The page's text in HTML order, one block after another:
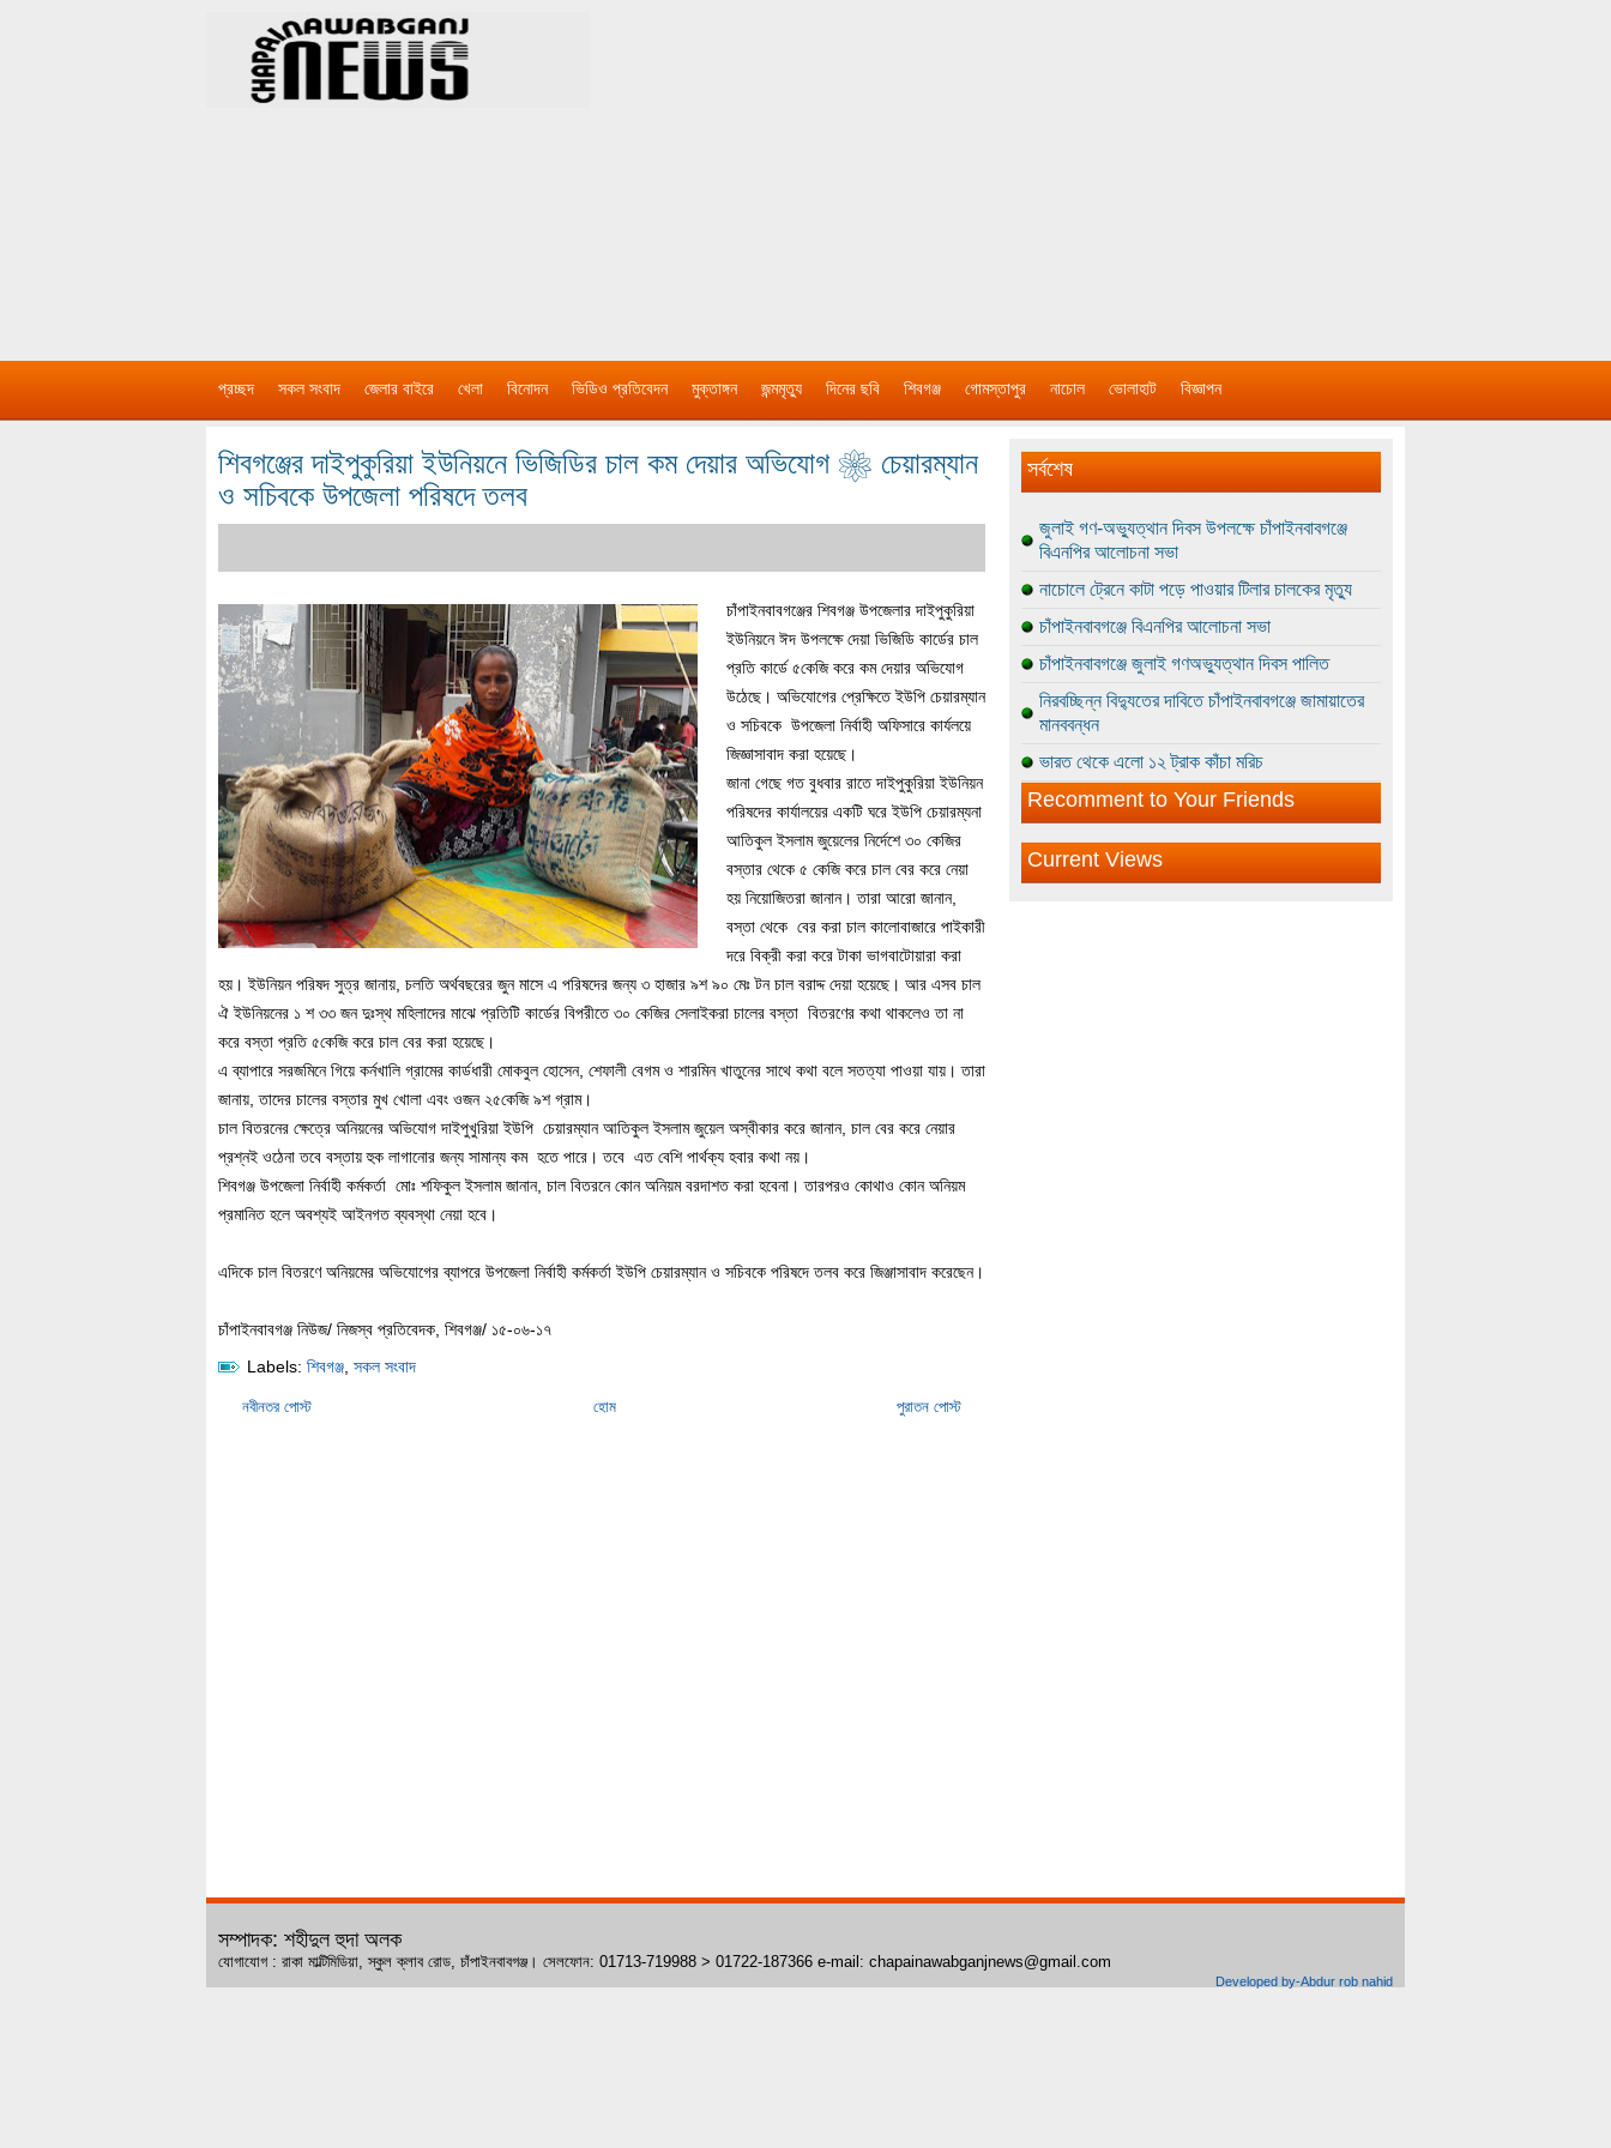
প্রচ্ছদ সকল সংবাদ জেলার বাইরে খেলা বিনোদন ভিডিও প্রতিবেদন মুক্তাঙ্গন জন্মমৃত্যু দিনের ছবি শিবগঞ্জ গোমস্তাপুর নাচোল ভোলাহাট বিজ্ঞাপন
শিবগঞ্জের দাইপুকুরিয়া ইউনিয়নে ভিজিডির চাল কম দেয়ার অভিযোগ ❀ চেয়ারম্যান
ও সচিবকে উপজেলা পরিষদে তলব
চাঁপাইনবাবগঞ্জের শিবগঞ্জ উপজেলার দাইপুকুরিয়া
ইউনিয়নে ঈদ উপলক্ষে দেয়া ভিজিডি কার্ডের চাল
প্রতি কার্ডে ৫কেজি করে কম দেয়ার অভিযোগ
উঠেছে। অভিযোগের প্রেক্ষিতে ইউপি চেয়ারম্যান
ও সচিবকে উপজেলা নির্বাহী অফিসারে কার্যলয়ে
জিজ্ঞাসাবাদ করা হয়েছে।
জানা গেছে গত বুধবার রাতে দাইপুকুরিয়া ইউনিয়ন
পরিষদের কার্যালয়ের একটি ঘরে ইউপি চেয়ারম্যনা
আতিকুল ইসলাম জুয়েলের নির্দেশে ৩০ কেজির
বস্তার থেকে ৫ কেজি করে চাল বের করে নেয়া
হয় নিয়োজিতরা জানান। তারা আরো জানান,
বস্তা থেকে বের করা চাল কালোবাজারে পাইকারী
দরে বিক্রী করা করে টাকা ভাগবাটোয়ারা করা
হয়। ইউনিয়ন পরিষদ সুত্র জানায়, চলতি অর্থবছরের জুন মাসে এ পরিষদের জন্য ৩ হাজার ৯শ ৯০ মেঃ টন চাল বরাদ্দ দেয়া হয়েছে। আর এসব চাল
ঐ ইউনিয়নের ১ শ ৩৩ জন দুঃস্থ মহিলাদের মাঝে প্রতিটি কার্ডের বিপরীতে ৩০ কেজির সেলাইকরা চালের বস্তা বিতরণের কথা থাকলেও তা না
করে বস্তা প্রতি ৫কেজি করে চাল বের করা হয়েছে।
এ ব্যাপারে সরজমিনে গিয়ে কর্নখালি গ্রামের কার্ডধারী মোকবুল হোসেন, শেফালী বেগম ও শারমিন খাতুনের সাথে কথা বলে সতত্যা পাওয়া যায়। তারা
জানায়, তাদের চালের বস্তার মুখ খোলা এবং ওজন ২৫কেজি ৯শ গ্রাম।
চাল বিতরনের ক্ষেত্রে অনিয়নের অভিযোগ দাইপুখুরিয়া ইউপি চেয়ারম্যান আতিকুল ইসলাম জুয়েল অস্বীকার করে জানান, চাল বের করে নেয়ার
প্রশ্নই ওঠেনা তবে বস্তায় হুক লাগানোর জন্য সামান্য কম হতে পারে। তবে এত বেশি পার্থক্য হবার কথা নয়।
শিবগঞ্জ উপজেলা নির্বাহী কর্মকর্তা মোঃ শফিকুল ইসলাম জানান, চাল বিতরনে কোন অনিয়ম বরদাশত করা হবেনা। তারপরও কোথাও কোন অনিয়ম
প্রমানিত হলে অবশ্যই আইনগত ব্যবস্থা নেয়া হবে।
এদিকে চাল বিতরণে অনিয়মের অভিযোগের ব্যাপরে উপজেলা নির্বাহী কর্মকর্তা ইউপি চেয়ারম্যান ও সচিবকে পরিষদে তলব করে জিঞ্জাসাবাদ করেছেন।
চাঁপাইনবাবগঞ্জ নিউজ/ নিজস্ব প্রতিবেদক, শিবগঞ্জ/ ১৫-০৬-১৭
Labels: শিবগঞ্জ সকল সংবাদ
নবীনতর পোস্ট পুরাতন পোস্ট
হোম
সর্বশেষ
জুলাই গণ-অভ্যুত্থান দিবস উপলক্ষে চাঁপাইনবাবগঞ্জে
বিএনপির আলোচনা সভা
নাচোলে ট্রেনে কাটা পড়ে পাওয়ার টিলার চালকের মৃত্যু
চাঁপাইনবাবগঞ্জে বিএনপির আলোচনা সভা
চাঁপাইনবাবগঞ্জে জুলাই গণঅভ্যুত্থান দিবস পালিত
নিরবচ্ছিন্ন বিদ্যুতের দাবিতে চাঁপাইনবাবগঞ্জে জামায়াতের
মানববন্ধন
ভারত থেকে এলো ১২ ট্রাক কাঁচা মরিচ
Recomment to Your Friends
Current Views
সম্পাদক: শহীদুল হুদা অলক
যোগাযোগ : রাকা মাল্টিমিডিয়া, স্কুল ক্লাব রোড, চাঁপাইনবাবগঞ্জ। সেলফোন: 01713-719988 > 01722-187366 e-mail: chapainawabganjnews@gmail.com
Developed by-Abdur rob nahid